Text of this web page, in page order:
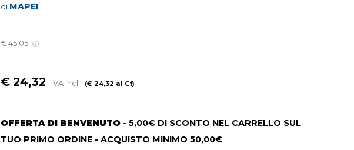
di MAPEI
€ 45,05
€ 24,32 IVA incl. (€ 24,32 al Cf)
OFFERTA DI BENVENUTO - 5,00€ DI SCONTO NEL CARRELLO SUL
TUO PRIMO ORDINE - ACQUISTO MINIMO 50,00€